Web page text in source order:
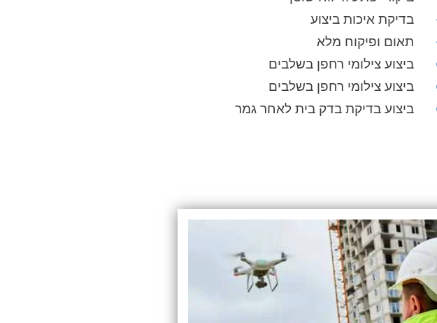
בדיקת איכות ביצוע
תאום ופיקוח מלא
ביצוע צילומי רחפן בשלבים
ביצוע צילומי רחפן בשלבים
ביצוע בדיקת בדק בית לאחר גמר